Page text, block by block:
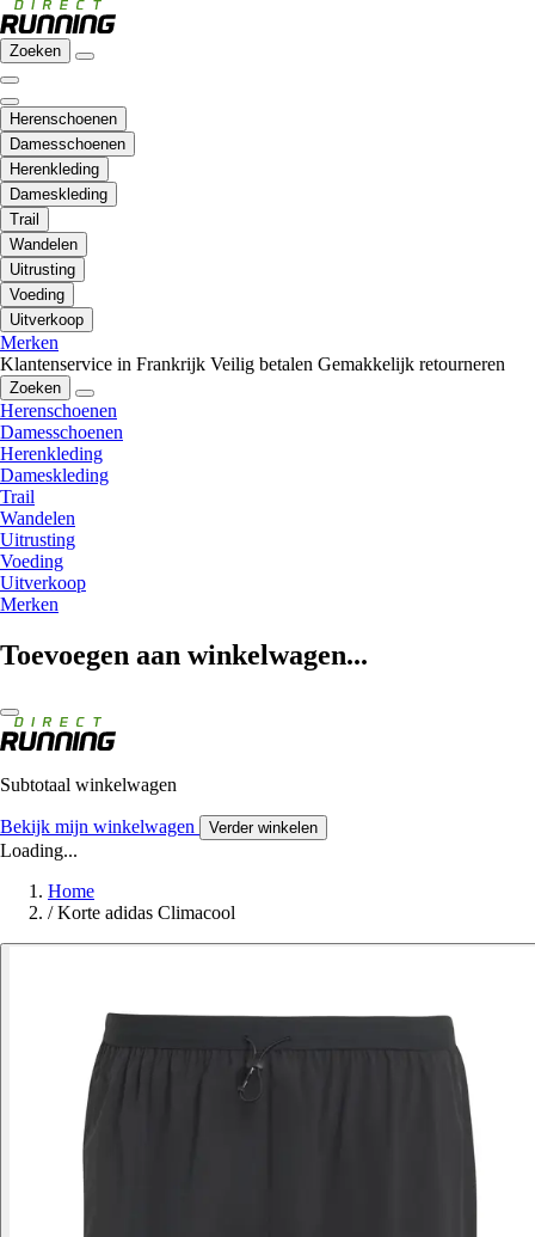
Zoeken
Herenschoenen
Damesschoenen
Herenkleding
Dameskleding
Trail
Wandelen
Uitrusting
Voeding
Uitverkoop
Merken
Klantenservice in Frankrijk Veilig betalen Gemakkelijk retourneren
Zoeken
Herenschoenen
Damesschoenen
Herenkleding
Dameskleding
Trail
Wandelen
Uitrusting
Voeding
Uitverkoop
Merken
Toevoegen aan winkelwagen...
Subtotaal winkelwagen
Bekijk mijn winkelwagen Verder winkelen
Loading...
Home
/ Korte adidas Climacool